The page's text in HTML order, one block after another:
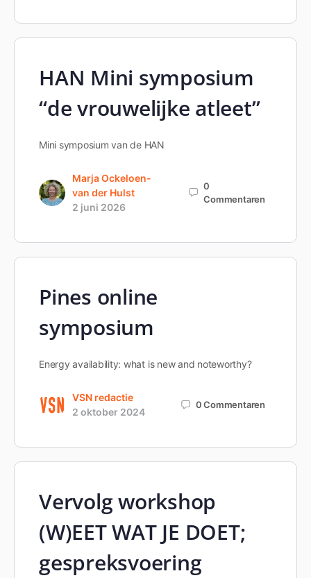
HAN Mini symposium
“de vrouwelijke atleet”
Mini symposium van de HAN
Marja Ockeloen-
van der Hulst
2 juni 2026
0
Commentaren
Pines online
symposium
Energy availability: what is new and noteworthy?
VSN redactie
2 oktober 2024
0Commentaren
Vervolg workshop
(W)EET WAT JE DOET;
gespreksvoering